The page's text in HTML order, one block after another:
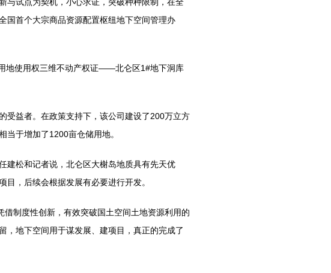
国首个大宗商品资源配置枢纽地下空间管理办
使用权三维不动产权证——北仑区1#地下洞库
益者。在政策支持下，该公司建设了200万立方
当于增加了1200亩仓储用地。
松和记者说，北仑区大榭岛地质具有先天优
，后续会根据发展有必要进行开发。
制度性创新，有效突破国土空间土地资源利用的
，地下空间用于谋发展、建项目，真正的完成了